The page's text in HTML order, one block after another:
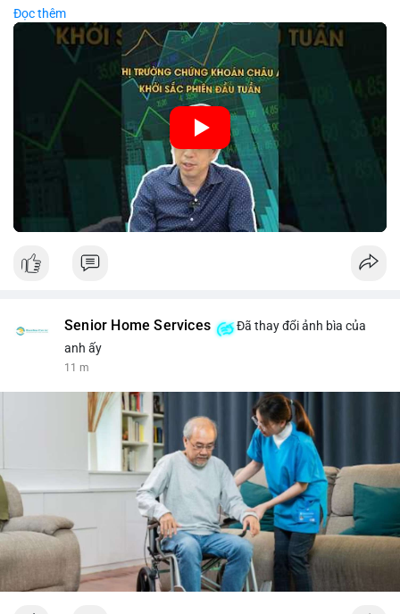
kinh tế ổn định. Chỉ số KOSPI cùng nhiều mã cổ phiếu lớn dẫn
dắt đà hồi phục của toàn thị trường. Nhà đầu tư cần theo dõi
sát diễn biến dòng tiền để tận dụng cơ hội trong các phiên tới.
🎥 Xem video trực tiếp tại:
Nguồn: Tài chính & Kinh doanh
Đọc thêm
Senior Home Services
Đã thay đổi ảnh bìa của
anh ấy
11 m